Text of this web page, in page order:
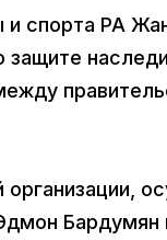
и спорта РА
Бардумян